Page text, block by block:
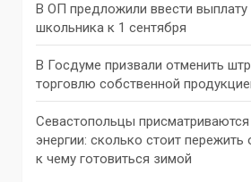
В ОП предложили ввести
школьника к 1 сентября
В Госдуме призвали отменить
торговлю собственной
Севастопольцы
энергии: сколько стоит пережить
к чему готовиться зимой